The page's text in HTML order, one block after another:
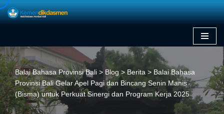
content
Balai Bahasa Provinsi Bali > Blog > Berita > Balai Bahasa
Provinsi Bali Gelar Apel Pagi dan Bincang Senin Manis
(Bisma) untuk Perkuat Sinergi dan Program Kerja 2025